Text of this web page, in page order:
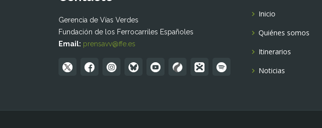
Gerencia de Vías Verdes
Fundación de los Ferrocarriles Españoles
Email: prensavv@ffe.es
Inicio
Quiénes somos
Itinerarios
Noticias